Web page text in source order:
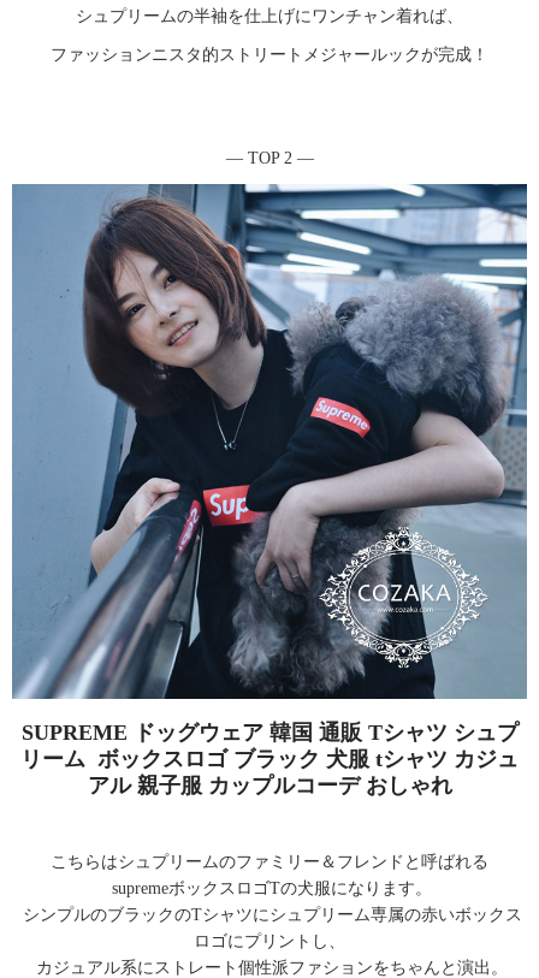
シュプリームの半袖を仕上げにワンチャン着れば、
ファッションニスタ的ストリートメジャールックが完成！
― TOP 2 ―
SUPREME ドッグウェア 韓国 通販 Tシャツ シュプ
リーム ボックスロゴ ブラック 犬服 tシャツ カジュ
アル 親子服 カップルコーデ おしゃれ
こちらはシュプリームのファミリー＆フレンドと呼ばれる
supremeボックスロゴTの犬服になります。
シンプルのブラックのTシャツにシュプリーム専属の赤いボックス
ロゴにプリントし、
カジュアル系にストレート個性派ファションをちゃんと演出。